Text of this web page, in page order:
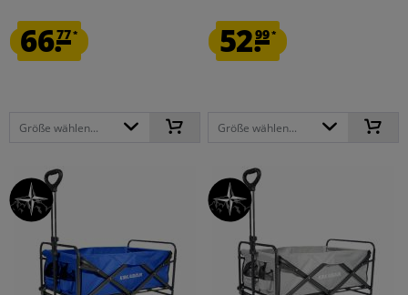
66.77*
Größe wählen...
52.99*
Größe wählen...